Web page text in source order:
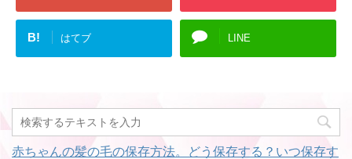
B! はてブ LINE
赤ちゃんの髪の毛の保存方法。どう保存する？いつ保存す